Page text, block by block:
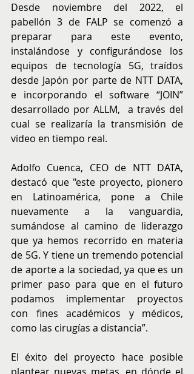
Desde noviembre del 2022, el
pabellón 3 de FALP se comenzó a
preparar para este evento,
instalándose y configurándose los
equipos de tecnología 5G, traídos
desde Japón por parte de NTT DATA,
e incorporando el software “JOIN”
desarrollado por ALLM,  a través del
cual se realizaría la transmisión de
video en tiempo real.
Adolfo Cuenca, CEO de NTT DATA,
destacó que "este proyecto, pionero
en Latinoamérica, pone a Chile
nuevamente a la vanguardia,
sumándose al camino de liderazgo
que ya hemos recorrido en materia
de 5G. Y tiene un tremendo potencial
de aporte a la sociedad, ya que es un
primer paso para que en el futuro
podamos implementar proyectos
con fines académicos y médicos,
como las cirugías a distancia”.
El éxito del proyecto hace posible